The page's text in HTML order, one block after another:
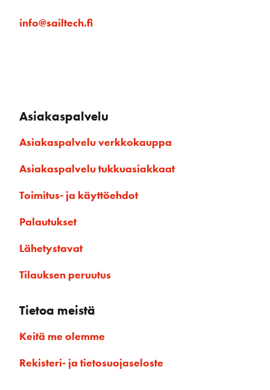
info@sailtech.fi
Asiakaspalvelu
Asiakaspalvelu verkkokauppa
Asiakaspalvelu tukkuasiakkaat
Toimitus- ja käyttöehdot
Palautukset
Lähetystavat
Tilauksen peruutus
Tietoa meistä
Keitä me olemme
Rekisteri- ja tietosuojaseloste